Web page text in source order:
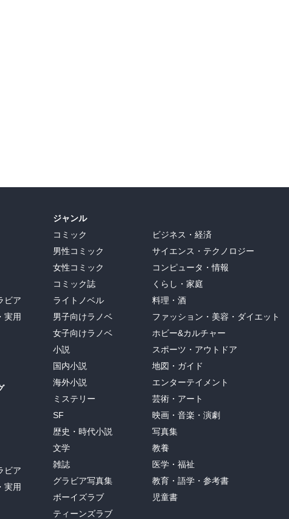
ビア
実用
ビア
実用
ジャンル
コミック
男性コミック
女性コミック
コミック誌
ライトノベル
男子向けラノベ
女子向けラノベ
小説
国内小説
海外小説
ミステリー
SF
歴史・時代小説
文学
雑誌
グラビア写真集
ボーイズラブ
ティーンズラブ
ビジネス・経済
サイエンス・テクノロジー
コンピュータ・情報
くらし・家庭
料理・酒
ファッション・美容・ダイエット
ホビー&カルチャー
スポーツ・アウトドア
地図・ガイド
エンターテイメント
芸術・アート
映画・音楽・演劇
写真集
教養
医学・福祉
教育・語学・参考書
児童書